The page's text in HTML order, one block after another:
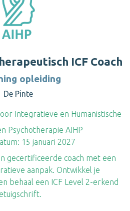
ICF Coach
opleiding
De Pinte
Integratieve en Humanistische
Psychotherapie AIHP
15 januari 2027
gecertificeerde coach met een
aanpak. Ontwikkel je
behaal een ICF Level 2-erkend